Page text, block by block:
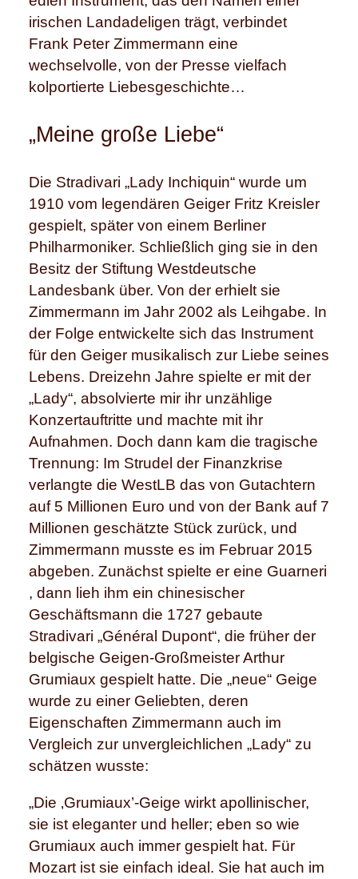
irischen Landadeligen trägt, verbindet
Frank Peter Zimmermann eine
wechselvolle, von der Presse vielfach
kolportierte Liebesgeschichte…
„Meine große Liebe“
Die Stradivari „Lady Inchiquin“ wurde um
1910 vom legendären Geiger Fritz Kreisler
gespielt, später von einem Berliner
Philharmoniker. Schließlich ging sie in den
Besitz der Stiftung Westdeutsche
Landesbank über. Von der erhielt sie
Zimmermann im Jahr 2002 als Leihgabe. In
der Folge entwickelte sich das Instrument
für den Geiger musikalisch zur Liebe seines
Lebens. Dreizehn Jahre spielte er mit der
„Lady“, absolvierte mir ihr unzählige
Konzertauftritte und machte mit ihr
Aufnahmen. Doch dann kam die tragische
Trennung: Im Strudel der Finanzkrise
verlangte die WestLB das von Gutachtern
auf 5 Millionen Euro und von der Bank auf 7
Millionen geschätzte Stück zurück, und
Zimmermann musste es im Februar 2015
abgeben. Zunächst spielte er eine Guarneri
, dann lieh ihm ein chinesischer
Geschäftsmann die 1727 gebaute
Stradivari „Général Dupont“, die früher der
belgische Geigen-Großmeister Arthur
Grumiaux gespielt hatte. Die „neue“ Geige
wurde zu einer Geliebten, deren
Eigenschaften Zimmermann auch im
Vergleich zur unvergleichlichen „Lady“ zu
schätzen wusste:
„Die ‚Grumiaux’-Geige wirkt apollinischer,
sie ist eleganter und heller; eben so wie
Grumiaux auch immer gespielt hat. Für
Mozart ist sie einfach ideal. Sie hat auch im